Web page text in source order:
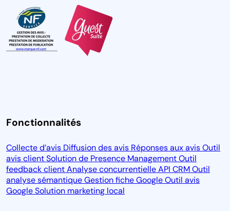
Fonctionnalités
Collecte d’avis Diffusion des avis Réponses aux avisOutil
avis clientSolution de Presence ManagementOutil
feedback clientAnalyse concurrentielleAPI CRMOutil
analyse sémantiqueGestion fiche GoogleOutil avis
GoogleSolution marketing local